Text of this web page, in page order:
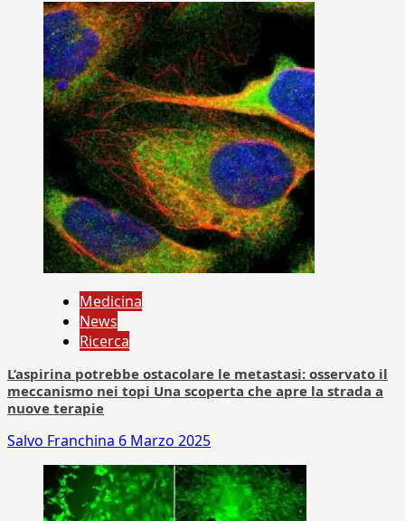
Medicina
News
Ricerca
L’aspirina potrebbe ostacolare le metastasi: osservato il
meccanismo nei topi Una scoperta che apre la strada a
nuove terapie
Salvo Franchina 6 Marzo 2025